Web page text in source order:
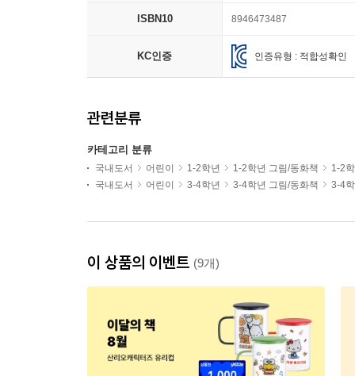
ISBN10 8946473487
KC인증 인증유형 : 적합성확인
관련분류
카테고리 분류
국내도서 어린이 1-2학년 1-2학년 그림/동화책
1-2
국내도서
어린이 3-4학년 3-4학년 그림/동화책 3-4
이 상품의 이벤트 (9개)